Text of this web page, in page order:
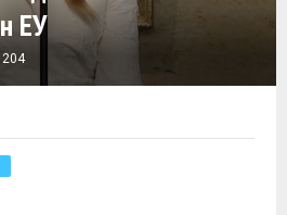
ЕУ
204